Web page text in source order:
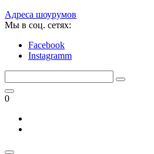
Адреса шоурумов
Мы в соц. сетях:
Facebook
Instagramm
0